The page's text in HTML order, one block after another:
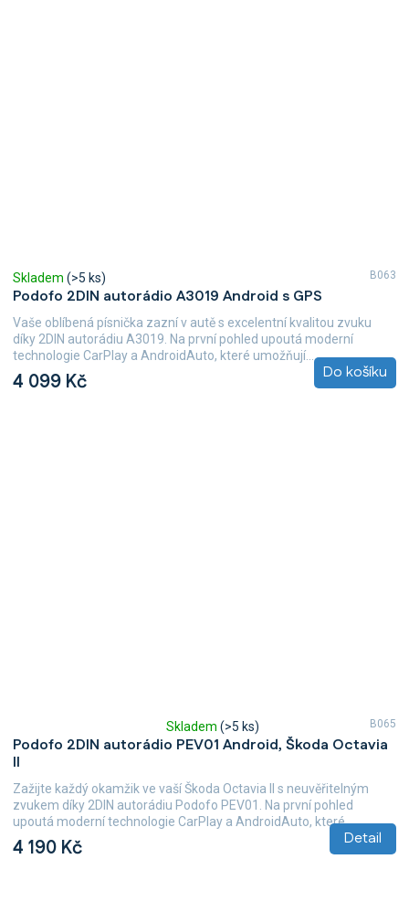
Podofo 2DIN autorádio A3019 Android s GPS
Skladem (>5 ks)
4 099 Kč Do košíku
Vaše oblíbená písnička zazní v autě s excelentní kvalitou zvuku
díky 2DIN autorádiu A3019. Na první pohled upoutá moderní
technologie CarPlay a AndroidAuto, které umožňují...
B063
Podofo 2DIN autorádio PEV01 Android, Škoda Octavia
II
hodnocení
produktu
je
5,0
z
hvězdiček.
Skladem (>5 ks)
4 190 Kč Detail
Zažijte každý okamžik ve vaší Škoda Octavia II s neuvěřitelným
zvukem díky 2DIN autorádiu Podofo PEV01. Na první pohled
upoutá moderní technologie CarPlay a AndroidAuto, které...
B065